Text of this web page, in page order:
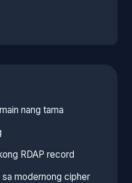
nang tama
RDAP record
modernong cipher